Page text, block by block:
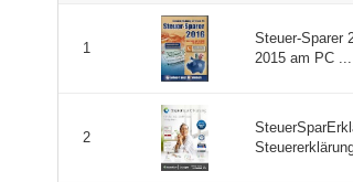
1
Steuer-Sparer
2015 am PC ...
2